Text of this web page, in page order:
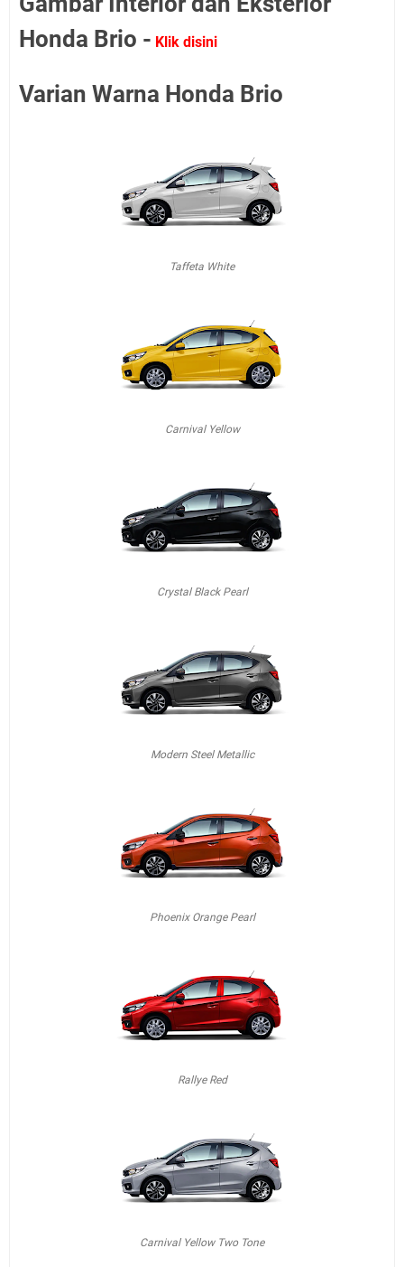
Honda Brio - Klik disini
Varian Warna Honda Brio
Taffeta White
Carnival Yellow
Crystal Black Pearl
Modern Steel Metallic
Phoenix Orange Pearl
Rallye Red
Carnival Yellow Two Tone